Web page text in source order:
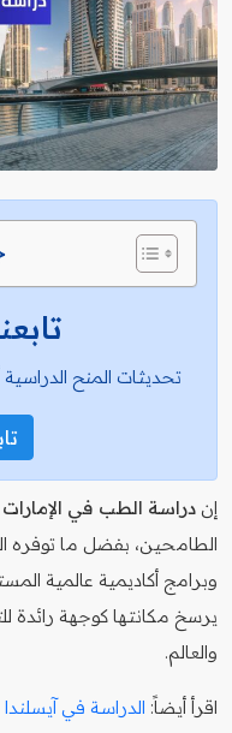
تحديثات المنح
إن دراسة الطب في الإمارات
الطامحين، بفضل ما توفره
وبرامج أكاديمية عالمية
يرسخ مكانتها كوجهة رائدة
والعالم.
اقرأ أيضاً: الدراسة في آيسلندا